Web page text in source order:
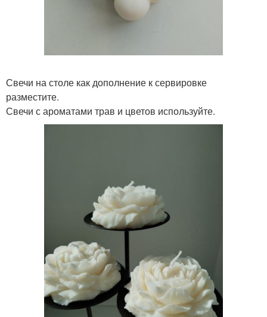
Свечи на столе как дополнение к сервировке
разместите.
Свечи с ароматами трав и цветов используйте.